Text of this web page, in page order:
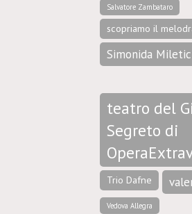
Salvatore Zambataro
scopriamo il
Simonida Miletic
teatro del
Segreto di
Trio Dafne
Vedova Allegra